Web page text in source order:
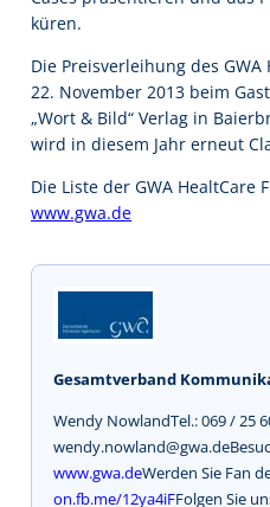
küren.
Die Preisverleihung des
22. November 2013 beim
„Wort & Bild“ Verlag in
wird in diesem Jahr erneut
Die Liste der GWA HealtCare
www.gwa.de
Gesamtverband
Wendy NowlandTel.: 069 / 25
www.gwa.deWerden Sie Fan
on.fb.me/12ya4iFFolgen Sie